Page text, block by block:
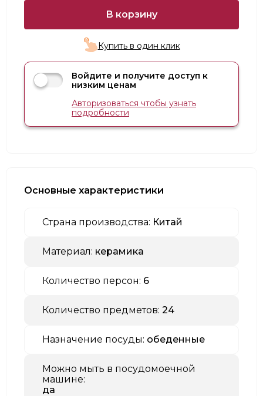
В корзину
Купить в один клик
Войдите и получите доступ к
низким ценам
Авторизоваться чтобы узнать
подробности
Основные характеристики
Страна производства: Китай
Материал: керамика
Количество персон: 6
Количество предметов: 24
Назначение посуды: обеденные
Можно мыть в посудомоечной
машине:
да